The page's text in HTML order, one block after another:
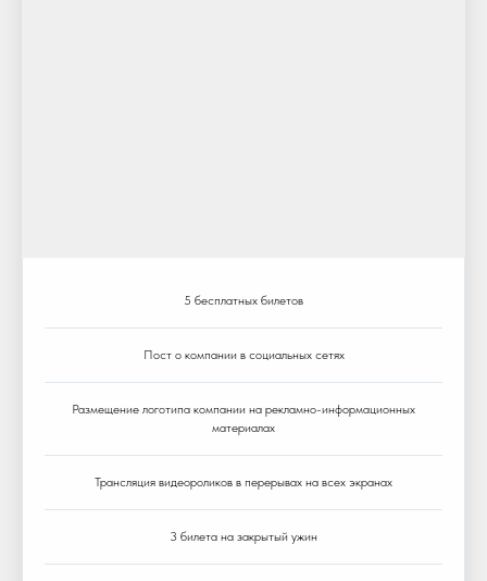
5 бесплатных билетов
Пост о компании в социальных сетях
Размещение логотипа компании на рекламно-информационных
материалах
Трансляция видеороликов в перерывах на всех экранах
3 билета на закрытый ужин